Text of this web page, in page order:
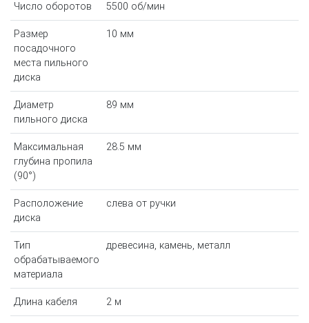
Число оборотов 5500 об/мин
Размер
посадочного
места пильного
диска
10 мм
Диаметр
пильного диска
89 мм
Максимальная
глубина пропила
(90°)
28.5 мм
Расположение
диска
слева от ручки
Тип
обрабатываемого
материала
древесина, камень, металл
Длина кабеля 2 м